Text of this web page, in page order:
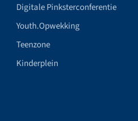
Digitale Pinksterconferentie
Youth.Opwekking
Teenzone
Kinderplein